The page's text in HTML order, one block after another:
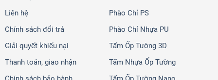
Liên hệ
Chính sách đổi trả
Giải quyết khiếu nại
Thanh toán, giao nhận
Phào Chỉ PS
Phào Chỉ Nhựa PU
Tấm Ốp Tường 3D
Tấm Nhựa Ốp Tường